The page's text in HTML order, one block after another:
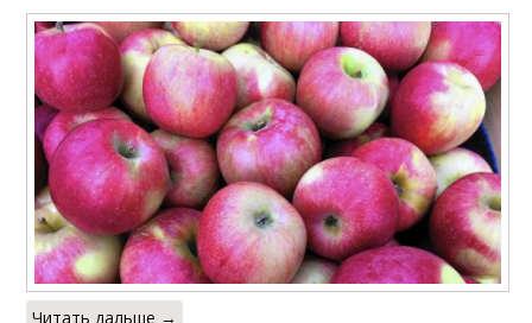
Читать дальше →